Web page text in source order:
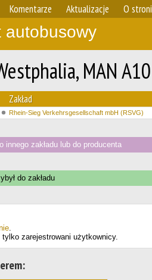
Komentarze Aktualizacje O
autobusowy
MAN
Zakład
Rhein-Sieg Verkehrsgesellschaft mbH (RSVG)
innego zakładu lub do producenta
do zakładu
.
zarejestrowani użytkownicy.